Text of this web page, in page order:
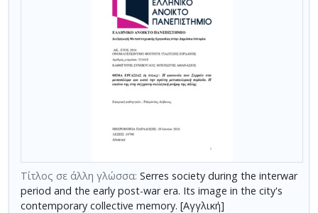
Τίτλος σε άλλη γλώσσα: Serres society during the interwar
period and the early post-war era. Its image in the city's
contemporary collective memory. [Αγγλική]